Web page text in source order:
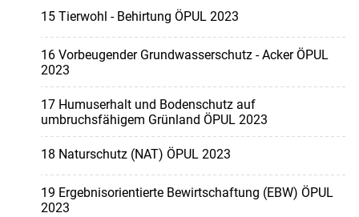
15 Tierwohl - Behirtung ÖPUL 2023
16 Vorbeugender Grundwasserschutz - Acker ÖPUL
2023
17 Humuserhalt und Bodenschutz auf
umbruchsfähigem Grünland ÖPUL 2023
18 Naturschutz (NAT) ÖPUL 2023
19 Ergebnisorientierte Bewirtschaftung (EBW) ÖPUL
2023